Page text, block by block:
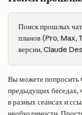
Поиск прошлых
планов (Pro, Max,
версии, Claude
Вы можете попросить
предыдущих беседах,
в разных сеансах и